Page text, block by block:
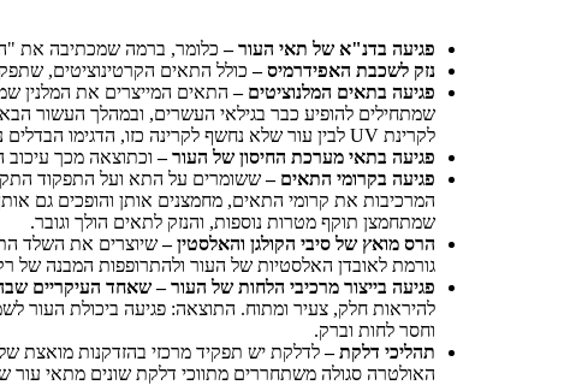
פגיעה בדנ"א של תאי העור – כלומר, ברמה שמכתיבה את
נזק לשכבת האפידרמיס –כולל התאים הקרטינוציטים,
פגיעה בתאים המלנוציטים –התאים המייצרים את המלנין
שמתחילים להופיע כבר בגילאי העשרים, ובמהלך העשור
לקרינת UV לבין עור שלא נחשף לקרינה כזו, הדגימו הבדלים ניכרים בתפקוד וגם בתצורה של התאים המלנוציטים.
פגיעה בתאי מערכת החיסון של העור –וכתוצאה מכך עיכוב
פגיעה בקרומי התאים –ששומרים על התא ועל התפקוד
המרכיבות את קרומי התאים, מחמצנים אותן והופכים גם
שמתחמצן תוקף מטרות נוספות, והנזק לתאים הולך וגובר.
הרס מואץ של סיבי הקולגן והאלסטין –שיוצרים את השלד
גורמת לאובדן האלסטיות של העור ולהתרופפות המבנה
פגיעה בייצור מרכיבי הלחות של העור – שאחד העיקריים
להיראות חלק, צעיר ומתוח. התוצאה: פגיעה ביכולת העור
וחסר לחות וברק.
תהליכי דלקת –לדלקת יש תפקיד מרכזי בהזדקנות מואצת
האולטרה סגולה משתחררים מתווכי דלקת שונים מתאי